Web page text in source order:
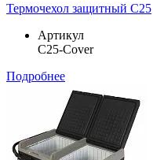
Термочехол защитный C25
Артикул
C25-Cover
Подробнее